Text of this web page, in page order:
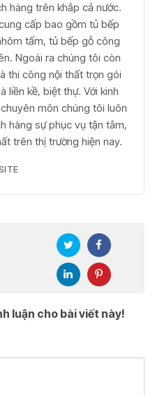
hàng trên khắp cả nước.
cấp bao gồm tủ bếp
tấm, tủ bếp gỗ công
Ngoài ra chúng tôi còn
thi công nội thất trọn gói
liền kề, biệt thự. Với kinh
môn chúng tôi luôn
hàng sự phục vụ tận tâm,
trên thị trường hiện nay.
luận cho bài viết này!